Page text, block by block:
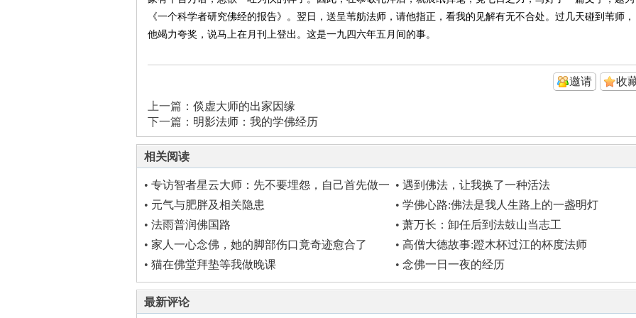
《一个科学者研究佛经的报告》。翌日，送呈苇舫法师，请他指正，看我的见解有无不合处。过几天碰到苇师，
他竭力夸奖，说马上在月刊上登出。这是一九四六年五月间的事。
收
邀请
上一篇： 倓虚大师的出家因缘
下一篇： 明影法师：我的学佛经历
相关阅读
• 专访智者星云大师：先不要埋怨，自己首先做一
个好人
• 遇到佛法，让我换了一种活法
• 元气与肥胖及相关隐患 • 学佛心路:佛法是我人生路上的一盏明灯
• 法雨普润佛国路 • 萧万长：卸任后到法鼓山当志工
• 家人一心念佛，她的脚部伤口竟奇迹愈合了 • 高僧大德故事:蹬木杯过江的杯度法师
• 猫在佛堂拜垫等我做晚课 • 念佛一日一夜的经历
最新评论